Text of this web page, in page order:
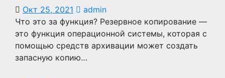
Окт 25, 2021
admin
Что это за функция? Резервное копирование —
это функция операционной системы, которая с
помощью средств архивации может создать
запасную копию…